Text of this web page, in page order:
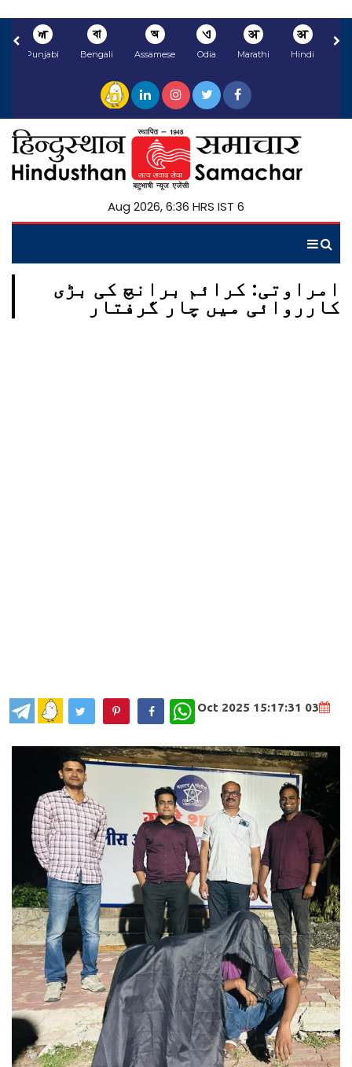
अ
Hindi
अ
Marathi
ଏ
Odia
অ
Assamese
বা
Bengali
ਅ
Punjabi
6 Aug 2026, 6:36 HRS IST
امراوتی: کرائم برانچ کی بڑی
کارروائی میں چار گرفتار
03 Oct 2025 15:17:31
WhatsApp